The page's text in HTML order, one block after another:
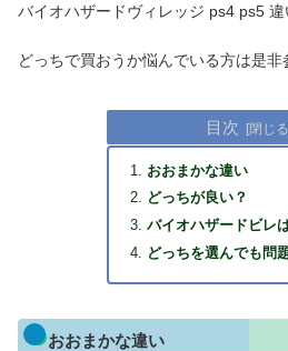
バイオハザードヴィレッジ ps4 ps5
どっちで買おうか悩んでいる方は是
目次
おおまかな違い
どっちが良い？
バイオハザードビレ
どっちを選んでも問
おおまかな違い